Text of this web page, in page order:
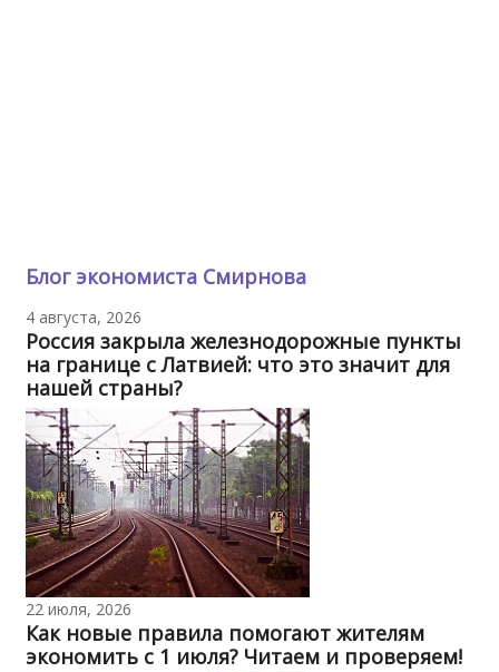
Блог экономиста Смирнова
4 августа, 2026
Россия закрыла железнодорожные пункты
на границе с Латвией: что это значит для
нашей страны?
22 июля, 2026
Как новые правила помогают жителям
экономить с 1 июля? Читаем и проверяем!